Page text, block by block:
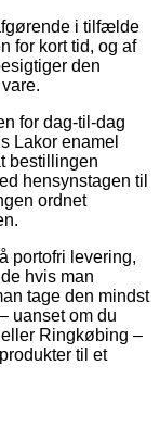
i tilfælde
for kort tid, og af
den
for dag-til-dag
Lakor enamel
bestillingen
hensynstagen til
ordnet
portofri levering,
hvis man
tage den mindst
uanset om du
Ringkøbing –
til et